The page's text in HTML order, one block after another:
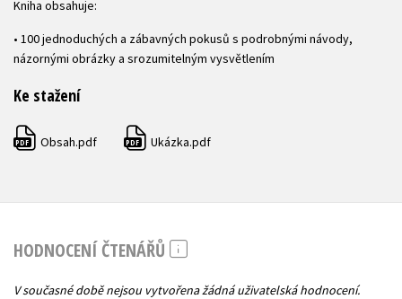
Kniha obsahuje:
• 100 jednoduchých a zábavných pokusů s podrobnými návody,
názornými obrázky a srozumitelným vysvětlením
Ke stažení
PDF Obsah.pdf PDF Ukázka.pdf
HODNOCENÍ ČTENÁŘŮ
V současné době nejsou vytvořena žádná uživatelská hodnocení.